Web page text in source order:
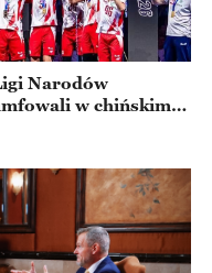
Narodów
w chińskim